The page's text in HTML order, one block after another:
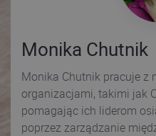
Monika Chutnik
Monika Chutnik pracuje z
organizacjami, takimi jak
pomagając ich liderom
poprzez zarządzanie